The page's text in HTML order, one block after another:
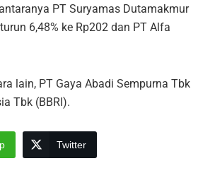
PT Suryamas Dutamakmur
6,48% ke Rp202 dan PT Alfa
lain, PT Gaya Abadi Sempurna Tbk
Tbk (BBRI).
Twitter